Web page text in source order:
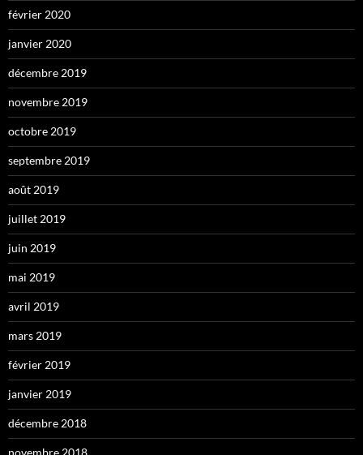
février 2020
janvier 2020
décembre 2019
novembre 2019
octobre 2019
septembre 2019
août 2019
juillet 2019
juin 2019
mai 2019
avril 2019
mars 2019
février 2019
janvier 2019
décembre 2018